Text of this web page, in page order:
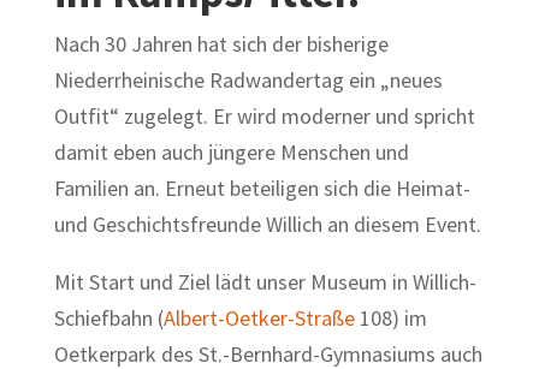
Nach 30 Jahren hat sich der bisherige
Niederrheinische Radwandertag ein „neues
Outfit“ zugelegt. Er wird moderner und spricht
damit eben auch jüngere Menschen und
Familien an. Erneut beteiligen sich die Heimat-
und Geschichtsfreunde Willich an diesem Event.
Mit Start und Ziel lädt unser Museum in Willich-
Schiefbahn (Albert-Oetker-Straße108) im
Oetkerpark des St.-Bernhard-Gymnasiums auch